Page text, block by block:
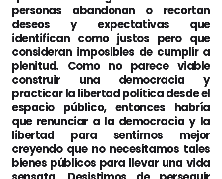
personas abandonan o recortan
deseos y expectativas que
identifican como justos pero que
consideran imposibles de cumplir a
plenitud. Como no parece viable
construir una democracia y
practicar la libertad política desde el
espacio público, entonces habría
que renunciar a la democracia y la
libertad para sentirnos mejor
creyendo que no necesitamos tales
bienes públicos para llevar una vida